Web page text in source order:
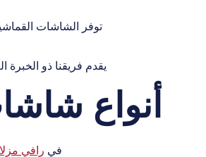
توفر الشاشات
يقدم فريقنا ذو
أنواع
في رافي